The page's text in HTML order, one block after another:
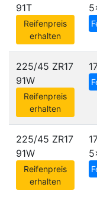
91T
Reifenpreis
erhalten
225/45 ZR17
91W
Reifenpreis
erhalten
225/45 ZR17
91W
Reifenpreis
erhalten